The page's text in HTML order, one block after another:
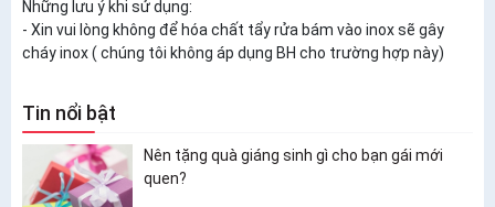
Những lưu ý khi sử dụng:
- Xin vui lòng không để hóa chất tẩy rửa bám vào inox sẽ gây
cháy inox ( chúng tôi không áp dụng BH cho trường hợp này)
Tin nổi bật
Nên tặng quà giáng sinh gì cho bạn gái mới
quen?